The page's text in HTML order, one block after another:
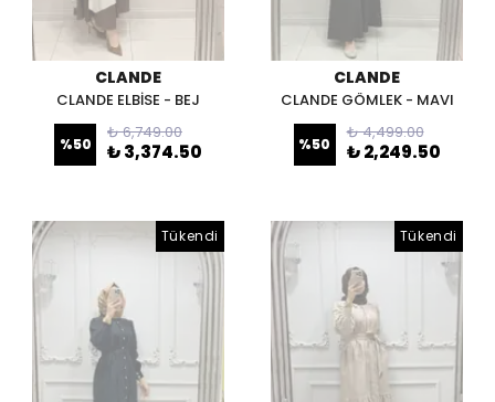
CLANDE
CLANDE ELBİSE - BEJ
%50
₺ 6,749.00
₺ 3,374.50
CLANDE
CLANDE GÖMLEK - MAVI
%50
₺ 4,499.00
₺ 2,249.50
Tükendi Tükendi